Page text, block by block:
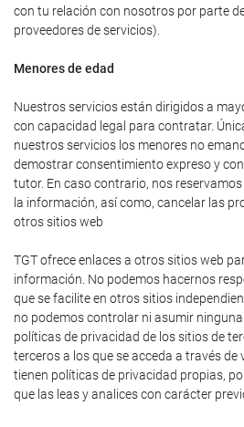
con tu relación con nosotros por parte
proveedores de servicios).
Menores de edad
Nuestros servicios están dirigidos a
con capacidad legal para contratar.
nuestros servicios los menores no
demostrar consentimiento expreso y
tutor. En caso contrario, nos
la información, así como, cancelar las
otros sitios web
TGT ofrece enlaces a otros sitios web
información. No podemos hacernos
que se facilite en otros sitios
no podemos controlar ni asumir
políticas de privacidad de los sitios de
terceros a los que se acceda a través de
tienen políticas de privacidad propias,
que las leas y analices con carácter